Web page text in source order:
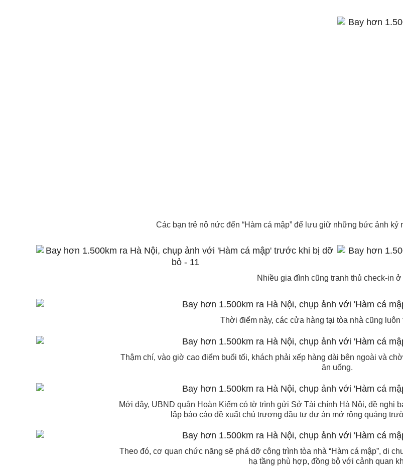
Các bạn trẻ nô nức đến “Hàm cá mập” để lưu giữ những bức ảnh
Nhiều gia đình cũng tranh thủ check-in ở
Thời điểm này, các cửa hàng tại tòa nhà cũng luôn
Thậm chí, vào giờ cao điểm buổi tối, khách phải xếp hàng dài bên ngoài và
ăn uống.
Mới đây, UBND quận Hoàn Kiếm có tờ trình gửi Sở Tài chính Hà Nội, đề nghị
lập báo cáo đề xuất chủ trương đầu tư dự án mở rộng quảng
Theo đó, cơ quan chức năng sẽ phá dỡ công trình tòa nhà “Hàm cá mập”, di
hạ tầng phù hợp, đồng bộ với cảnh quan